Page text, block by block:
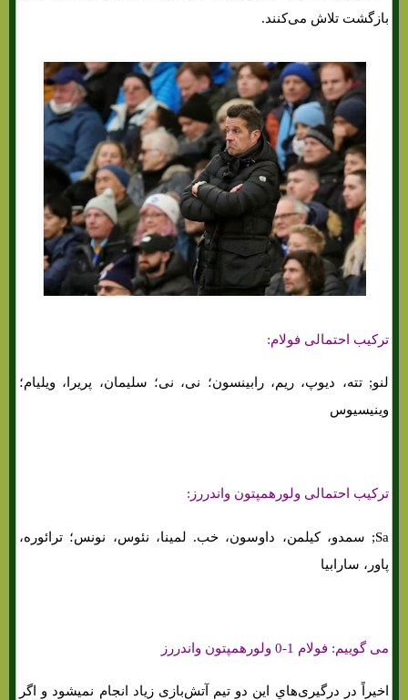
بازگشت تلاش می‌کنند.
ترکیب احتمالی فولام:
لنو; تته، دیوپ، ریم، رابینسون؛ نی، نی؛ سلیمان، پریرا، ویلیام؛
وینیسیوس
ترکیب احتمالی ولورهمپتون واندررز:
Sa; سمدو، کیلمن، داوسون، خب. لمینا، نئوس، نونس؛ ترائوره،
پاور، سارابیا
می گوییم: فولام 1-0 ولورهمپتون واندررز
اخیراً در درگیری‌هاي‌ این دو تیم آتش‌بازی زیاد انجام نمیشود و اگر